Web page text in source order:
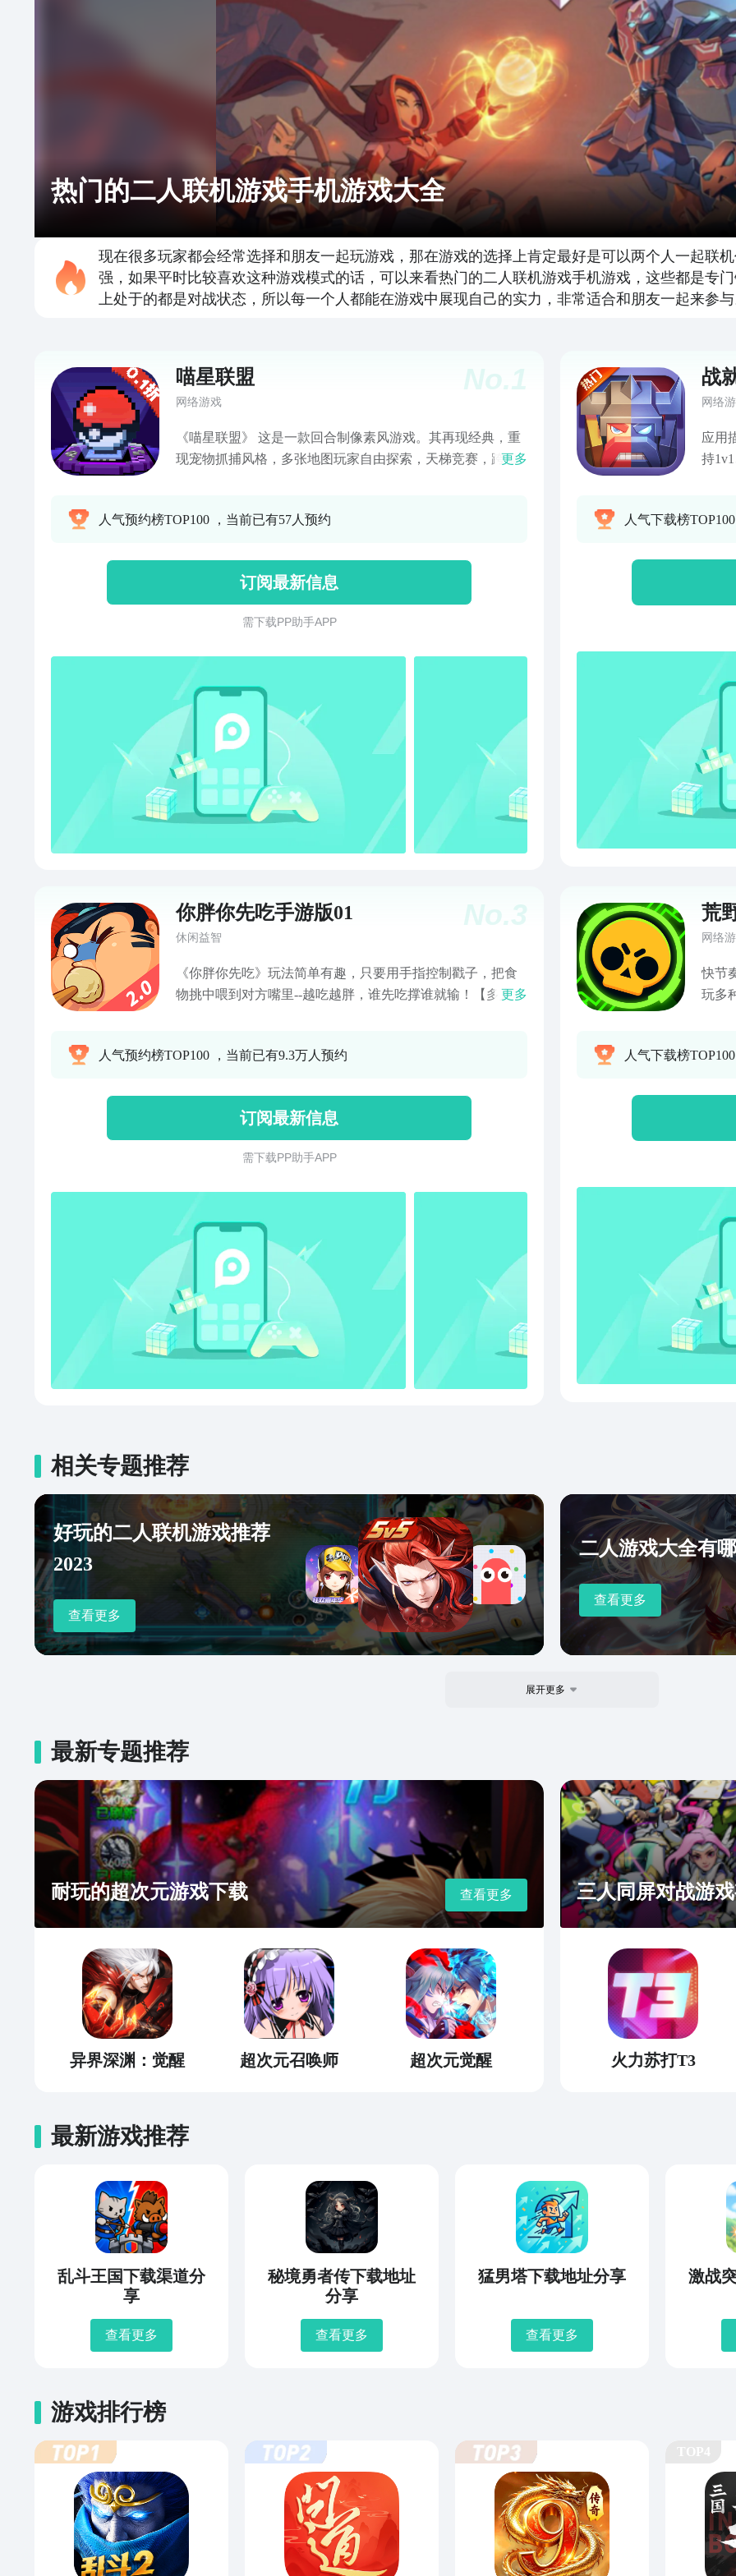
热门的二人联机游戏手机游戏大全
现在很多玩家都会经常选择和朋友一起玩游戏，那在游戏的选择上肯定最好是可以两个人一起联
强，如果平时比较喜欢这种游戏模式的话，可以来看热门的二人联机游戏手机游戏，这些都是专
上处于的都是对战状态，所以每一个人都能在游戏中展现自己的实力，非常适合和朋友一起来参
No.1
喵星联盟
网络游戏
《喵星联盟》 这是一款回合制像素风游戏。其再现经典，重
现宠物抓捕风格，多张地图玩家自由探索，天梯竞赛，跨服
大程度影响战斗。宠物觉醒、萌宠养成，装备升级，个性时
中，你将领略不一样的冒险旅途，捕捉500+的全世代宠物，
成为一名伟大的训练师，问鼎
更多
人气预约榜TOP100 ，当前已有57人预约
订阅最新信息
需 下 载 P P 助 手 A P P
战
网络
应用
持
人气下载榜
No.3
你胖你先吃手游版01
休闲益智
《你胖你先吃》玩法简单有趣，只要用手指控制戳子，把食
物挑中喂到对方嘴里--越吃越胖，谁先吃撑谁就输！【多人联
找出谋撺店长职位的店小二？一家四口齐心乱斗大Boss？逗
说，玩“胖吃”能告别单身。拿这个游戏和你喜欢的人一起
玩，过几天就在一起了；拿这个游戏和拒绝你的人一起玩，
过几天就喜欢你了。如果你也有心仪的Ta，赶紧玩起来，爱
Ta就喂胖Ta吧。（注意喔，玩这游戏很容易就手碰手了，再
神，就看你的“走胃”有多风骚！每个赛季结算会奖励超多创
意皮肤哟！
更多
人气预约榜TOP100 ，当前已有9.3万人预约
订阅最新信息
需 下 载 P P 助 手 A P P
荒
网络
快节
玩多
秘地
人气下载榜
相关专题推荐
好玩的二人联机游戏推荐
2023
查看更多
二人游戏大全有
查看更多
展开更多
最新专题推荐
耐玩的超次元游戏下载 查看更多
异界深渊：觉醒 超次元召唤师 超次元觉醒
三人同屏对战游
火力苏打T3
最新游戏推荐
乱斗王国下载渠道分
享
查看更多
秘境勇者传下载地址
分享
查看更多
猛男塔下载地址分享
查看更多
激战
游戏排行榜